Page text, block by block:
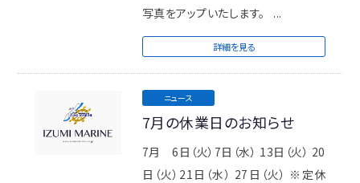
写真をアップいたします。 ...
詳細を見る
ニュース
7月の休業日のお知らせ
7月 6日（火）7日（水） 13日（火） 20
日（火）21日（水） 27日（火） ※定休